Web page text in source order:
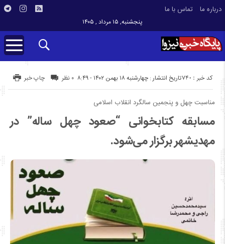
درباره ما تماس با ما
پنجشنبه, ۱۵ مرداد , ۱۴۰۵
تاریخ انتشار : چهارشنبه ۱۸ بهمن ۱۴۰۲ - ۸:۴۹ کد خبر : 740 چاپ خبر ۰ نظر
مناسبت چهل و پنجمین سالگرد انقلاب اسلامی
مسابقه کتابخوانی “صعود چهل ساله” در
مهدیشهر برگزار می‌شود.